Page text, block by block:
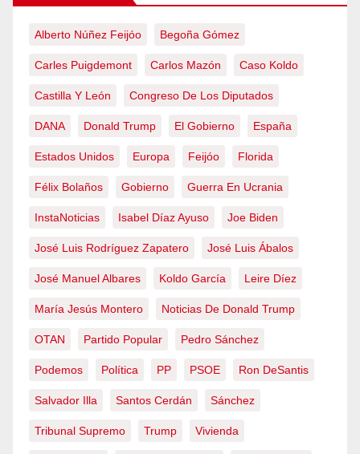
Alberto Núñez Feijóo Begoña Gómez
Carles Puigdemont Carlos Mazón Caso Koldo
Castilla Y León Congreso De Los Diputados
DANA Donald Trump El Gobierno España
Estados Unidos Europa Feijóo Florida
Félix Bolaños Gobierno Guerra En Ucrania
InstaNoticias Isabel Díaz Ayuso Joe Biden
José Luis Rodríguez Zapatero José Luis Ábalos
José Manuel Albares Koldo García Leire Díez
María Jesús Montero Noticias De Donald Trump
OTAN Partido Popular Pedro Sánchez
Podemos Política PP PSOE Ron DeSantis
Salvador Illa Santos Cerdán Sánchez
Tribunal Supremo Trump Vivienda